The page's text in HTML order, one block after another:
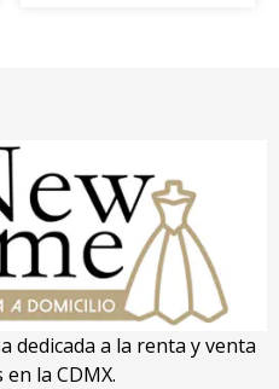
dedicada a la renta y venta
la CDMX.